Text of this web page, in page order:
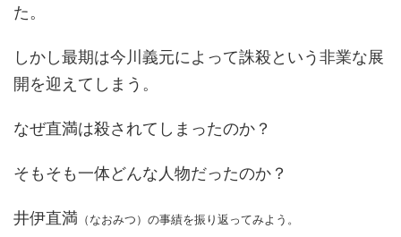
た。
しかし最期は今川義元によって誅殺という非業な展
開を迎えてしまう。
なぜ直満は殺されてしまったのか？
そもそも一体どんな人物だったのか？
井伊直満 （なおみつ）の事績を振り返ってみよう。